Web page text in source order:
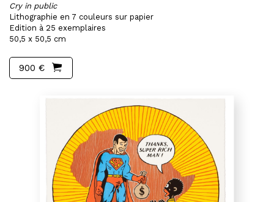
Cry in public
Lithographie en 7 couleurs sur papier
Edition à 25 exemplaires
50,5 x 50,5 cm
900 €